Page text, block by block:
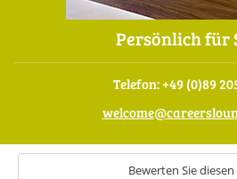
Persönlich für
Telefon: +49 (0)89
welcome@
Bewerten Sie